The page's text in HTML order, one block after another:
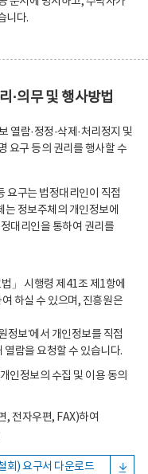
니다.
·의무 및 행사방법
열람·정정·삭제·처리정지 및
요구 등의 권리를 행사할 수
요구는 법정대리인이 직접
정보주체의 개인정보에
대리인을 통하여 권리를
」 시행령 제41조 제1항에
하실 수 있으며, 진흥원은
정보’에서 개인정보를 직접
열람을 요청할 수 있습니다.
인정보의 수집 및 이용 동의
, 전자우편, FAX)하여
회) 요구서 다운로드